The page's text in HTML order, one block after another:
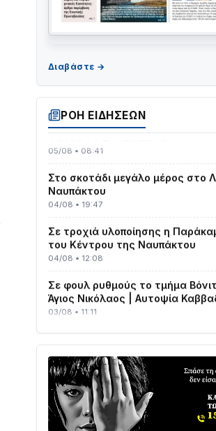
ΡΟΗ ΕΙΔΗΣΕΩΝ
Γιορτή της Τράτας 2026 |
08/08 • 12:01
ΤΟ ΠΑΡΤΥ ΣΥΝΕΧΙΖΕΤΑΙ…
Ναυπάκτου
04/08 • 19:47
του Κέντρου της Ναυπάκτου
04/08 • 12:08
Άγιος Νικόλαος | Αυτοψία
03/08 • 11:11
03/08 • 07:45
Ενισχύεται η Πολιτική
Δήμο Αγρινίου με δύο νέα
οχήματα